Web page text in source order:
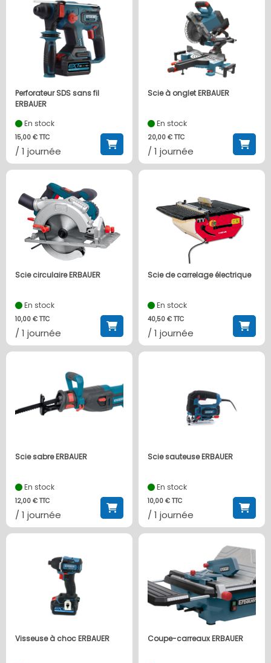
Perforateur SDS sans fil
ERBAUER
En stock
15,00 € TTC
/ 1 journée
Scie à onglet ERBAUER
En stock
20,00 € TTC
/ 1 journée
Scie circulaire ERBAUER
En stock
10,00 € TTC
/ 1 journée
Scie de carrelage électrique
En stock
40,50 € TTC
/ 1 journée
Scie sabre ERBAUER
En stock
12,00 € TTC
/ 1 journée
Scie sauteuse ERBAUER
En stock
10,00 € TTC
/ 1 journée
Visseuse à choc ERBAUER Coupe-carreaux ERBAUER